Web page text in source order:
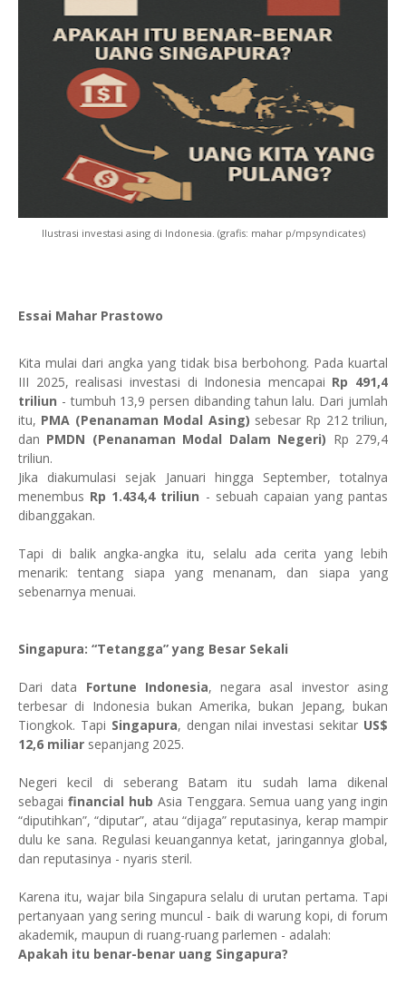
Ilustrasi investasi asing di Indonesia. (grafis: mahar p/mpsyndicates)
Essai Mahar Prastowo
Kita mulai dari angka yang tidak bisa berbohong. Pada kuartal
III 2025, realisasi investasi di Indonesia mencapai Rp 491,4
triliun - tumbuh 13,9 persen dibanding tahun lalu. Dari jumlah
itu, PMA (Penanaman Modal Asing) sebesar Rp 212 triliun,
dan PMDN (Penanaman Modal Dalam Negeri) Rp 279,4
triliun.
Jika diakumulasi sejak Januari hingga September, totalnya
menembus Rp 1.434,4 triliun - sebuah capaian yang pantas
dibanggakan.
Tapi di balik angka-angka itu, selalu ada cerita yang lebih
menarik: tentang siapa yang menanam, dan siapa yang
sebenarnya menuai.
Singapura: “Tetangga” yang Besar Sekali
Dari data Fortune Indonesia, negara asal investor asing
terbesar di Indonesia bukan Amerika, bukan Jepang, bukan
Tiongkok. Tapi Singapura, dengan nilai investasi sekitar US$
12,6 miliar sepanjang 2025.
Negeri kecil di seberang Batam itu sudah lama dikenal
sebagai financial hub Asia Tenggara. Semua uang yang ingin
“diputihkan”, “diputar”, atau “dijaga” reputasinya, kerap mampir
dulu ke sana. Regulasi keuangannya ketat, jaringannya global,
dan reputasinya - nyaris steril.
Karena itu, wajar bila Singapura selalu di urutan pertama. Tapi
pertanyaan yang sering muncul - baik di warung kopi, di forum
akademik, maupun di ruang-ruang parlemen - adalah:
Apakah itu benar-benar uang Singapura?